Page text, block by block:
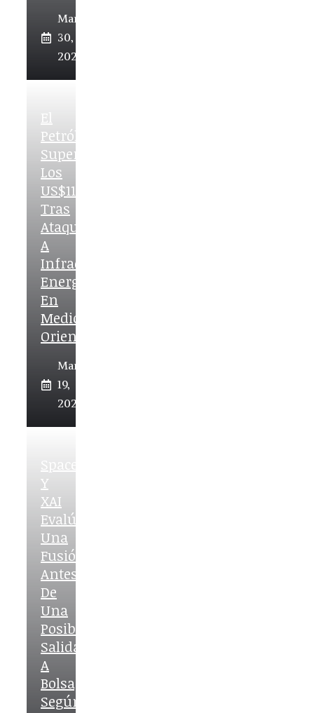
March
30,
2026
El
Petróleo
Supera
Los
US$115
Tras
Ataques
A
Infraestructura
Energética
En
Medio
Oriente
March
19,
2026
SpaceX
Y
XAI
Evalúan
Una
Fusión
Antes
De
Una
Posible
Salida
A
Bolsa,
Según